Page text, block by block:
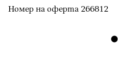
Номер на оферта 266812